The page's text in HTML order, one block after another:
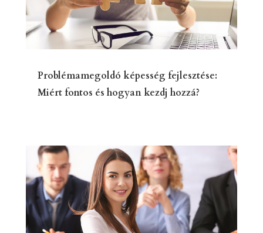
Problémamegoldó képesség fejlesztése:
Miért fontos és hogyan kezdj hozzá?